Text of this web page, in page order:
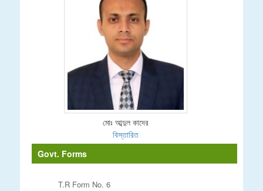
মোঃ আব্দুল কাদের
বিস্তারিত
Govt. Forms
T.R Form No. 6